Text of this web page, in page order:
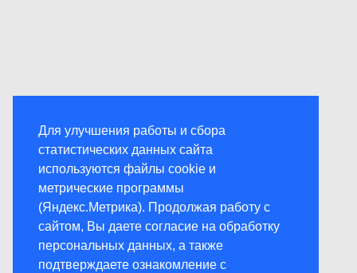
Для улучшения работы и сбора
статистических данных сайта
используются файлы cookie и
метрические программы
(Яндекс.Метрика). Продолжая работу с
сайтом, Вы даете согласие на обработку
персональных данных, а также
подтверждаете ознакомление с